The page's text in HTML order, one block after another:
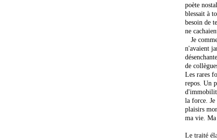
poète
blessait à
besoin de
ne
Je
n'avaient
de
Les rares
repos. Un
la force. Je
plaisirs
ma vie.
Le traité